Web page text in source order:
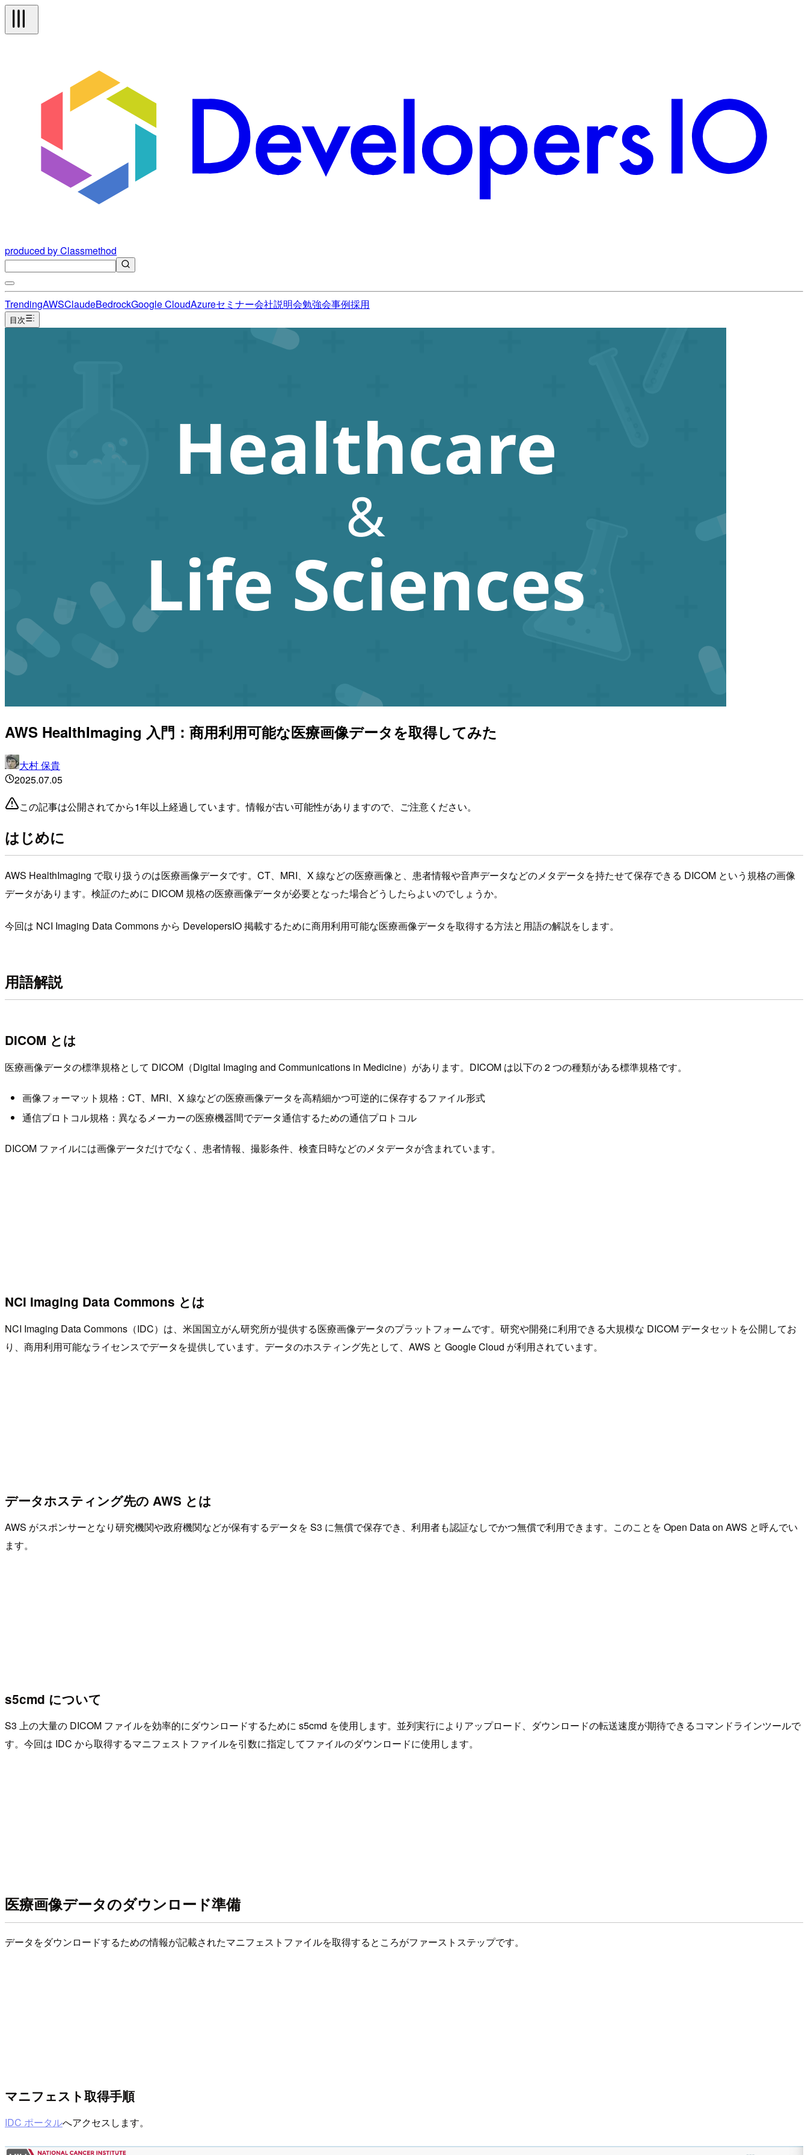
produced by Classmethod
TrendingAWSClaudeBedrockGoogle CloudAzureセミナー会社説明会勉強会事例採用
目次
AWS HealthImaging 入門：商用利用可能な医療画像データを取得してみた
大村 保貴
2025.07.05
この記事は公開されてから1年以上経過しています。情報が古い可能性がありますので、ご注意ください。
はじめに
AWS HealthImaging で取り扱うのは医療画像データです。CT、MRI、X 線などの医療画像と、患者情報や音声データなどのメタデータを持たせて保存できる DICOM という規格の画像
データがあります。検証のために DICOM 規格の医療画像データが必要となった場合どうしたらよいのでしょうか。
今回は NCI Imaging Data Commons から DevelopersIO 掲載するために商用利用可能な医療画像データを取得する方法と用語の解説をします。
用語解説
DICOM とは
医療画像データの標準規格として DICOM（Digital Imaging and Communications in Medicine）があります。DICOM は以下の 2 つの種類がある標準規格です。
画像フォーマット規格：CT、MRI、X 線などの医療画像データを高精細かつ可逆的に保存するファイル形式
通信プロトコル規格：異なるメーカーの医療機器間でデータ通信するための通信プロトコル
DICOM ファイルには画像データだけでなく、患者情報、撮影条件、検査日時などのメタデータが含まれています。
NCI Imaging Data Commons とは
NCI Imaging Data Commons（IDC）は、米国国立がん研究所が提供する医療画像データのプラットフォームです。研究や開発に利用できる大規模な DICOM データセットを公開してお
り、商用利用可能なライセンスでデータを提供しています。データのホスティング先として、AWS と Google Cloud が利用されています。
データホスティング先の AWS とは
AWS がスポンサーとなり研究機関や政府機関などが保有するデータを S3 に無償で保存でき、利用者も認証なしでかつ無償で利用できます。このことを Open Data on AWS と呼んでい
ます。
s5cmd について
S3 上の大量の DICOM ファイルを効率的にダウンロードするために s5cmd を使用します。並列実行によりアップロード、ダウンロードの転送速度が期待できるコマンドラインツールで
す。今回は IDC から取得するマニフェストファイルを引数に指定してファイルのダウンロードに使用します。
医療画像データのダウンロード準備
データをダウンロードするための情報が記載されたマニフェストファイルを取得するところがファーストステップです。
マニフェスト取得手順
IDC ポータルへアクセスします。